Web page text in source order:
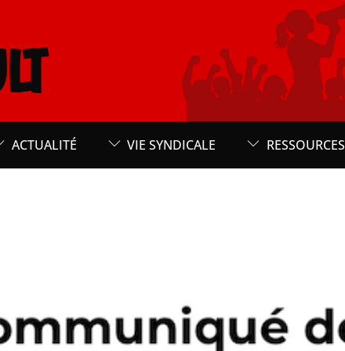
ACTUALITÉ VIE SYNDICALE RESSOURCES